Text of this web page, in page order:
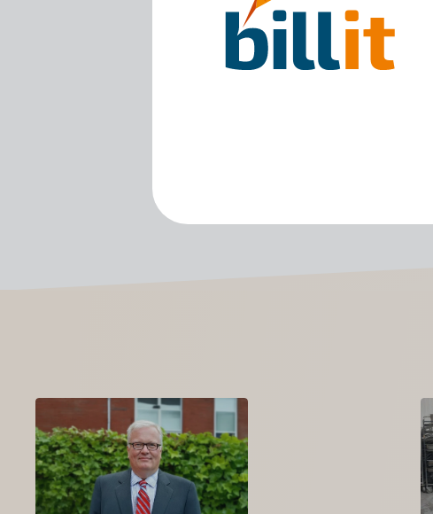
De factuur wordt
conform de regelgeving.
van overheidsinstanties
programmeren én hoefde